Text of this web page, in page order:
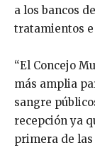
a los bancos
tratamientos
“El Concejo
más amplia
sangre
recepción ya
primera de